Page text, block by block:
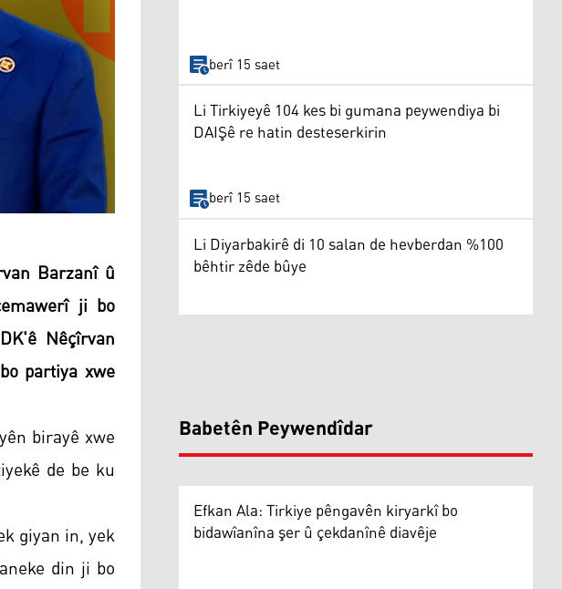
Barzanî û
ji bo
Nêçîrvan
partiya xwe
birayê xwe
de be ku
giyan in, yek
din ji bo
berî 15 saet
Li Tirkiyeyê 104 kes bi gumana peywendiya bi
DAIŞê re hatin desteserkirin
berî 15 saet
Li Diyarbakirê di 10 salan de hevberdan %100
bêhtir zêde bûye
Babetên Peywendîdar
Efkan Ala: Tirkiye pêngavên kiryarkî bo
bidawîanîna şer û çekdanînê diavêje